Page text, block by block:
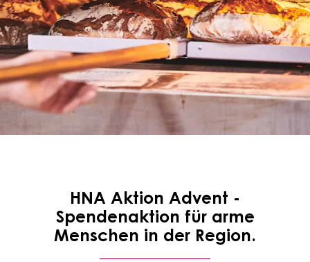
HNA Aktion Advent -
Spendenaktion für arme
Menschen in der Region.